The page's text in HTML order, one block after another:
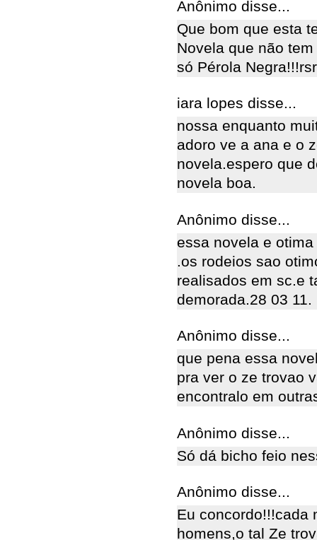
Anônimo disse...
Que bom que esta
Novela que não
só Pérola
iara lopes disse...
nossa enquanto
adoro ve a ana e o
novela.espero que
novela boa.
Anônimo disse...
essa novela e
.os rodeios sao
realisados em sc.e
demorada.28 03 11.
Anônimo disse...
que pena essa
pra ver o ze trovao
encontralo em
Anônimo disse...
Só dá bicho feio
Anônimo disse...
Eu concordo!!!cada
homens,o tal Ze